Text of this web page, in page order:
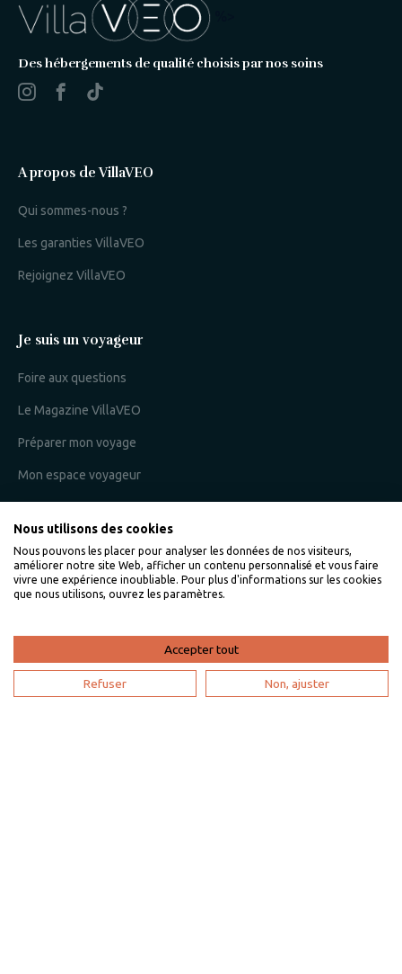
Des hébergements de qualité choisis par nos soins
A propos de VillaVEO
Qui sommes-nous ?
Les garanties VillaVEO
Rejoignez VillaVEO
Je suis un voyageur
Foire aux questions
Le Magazine VillaVEO
Préparer mon voyage
Mon espace voyageur
L'expertise VillaVEO
Mon espace propriétaire
Nous utilisons des cookies
Nous pouvons les placer pour analyser les données de nos visiteurs,
améliorer notre site Web, afficher un contenu personnalisé et vous faire
vivre une expérience inoubliable. Pour plus d'informations sur les cookies
que nous utilisons, ouvrez les paramètres.
Accepter tout
Refuser Non, ajuster